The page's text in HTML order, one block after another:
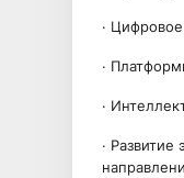
·
·
·
·